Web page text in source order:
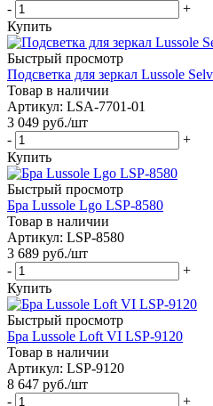
-
+
Купить
Быстрый просмотр
Подсветка для зеркал Lussole
Товар в наличии
Артикул: LSA-7701-01
3 049 руб./шт
-
+
Купить
Быстрый просмотр
Бра Lussole Lgo LSP-8580
Товар в наличии
Артикул: LSP-8580
3 689 руб./шт
-
+
Купить
Быстрый просмотр
Бра Lussole Loft VI LSP-9120
Товар в наличии
Артикул: LSP-9120
8 647 руб./шт
-
+